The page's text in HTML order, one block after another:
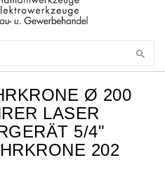
Ø 200
LASER
5/4"
202